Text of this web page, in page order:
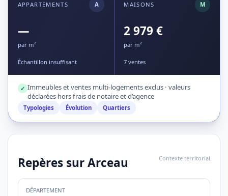
APPARTEMENTS A
—
par m²
Échantillon insuffisant
MAISONS M
2 979 €
par m²
7 ventes
✓ Immeubles et ventes multi-logements exclus · valeurs
déclarées hors frais de notaire et d’agence
Typologies Évolution Quartiers
Repères sur Arceau Contexte territorial
DÉPARTEMENT